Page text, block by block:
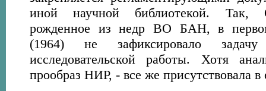
иной научной библиотекой. Так,
рожденное из недр ВО БАН, в
(1964) не зафиксировало
исследовательской работы. Хотя
прообраз НИР, - все же присутствовала в